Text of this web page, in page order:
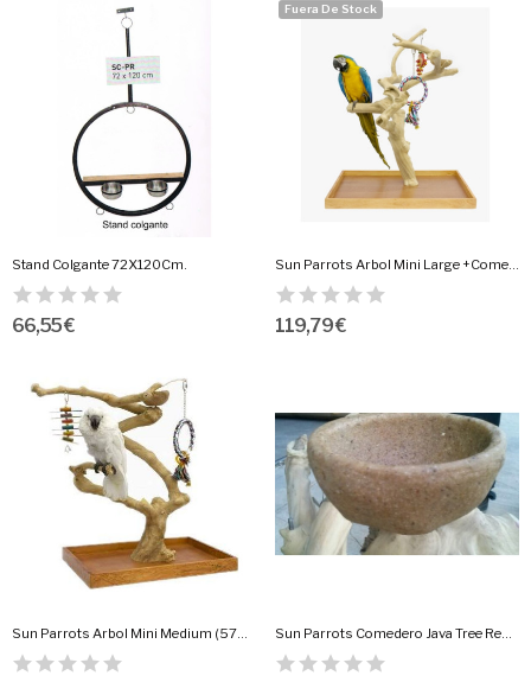
Stand Colgante 72X120Cm.
66,55 €
Fuera De Stock
Sun Parrots Arbol Mini Large +Comedero Java...
119,79 €
Sun Parrots Arbol Mini Medium (57X37 Alt.50-56Cm.) Sun Parrots Comedero Java Tree Redondo